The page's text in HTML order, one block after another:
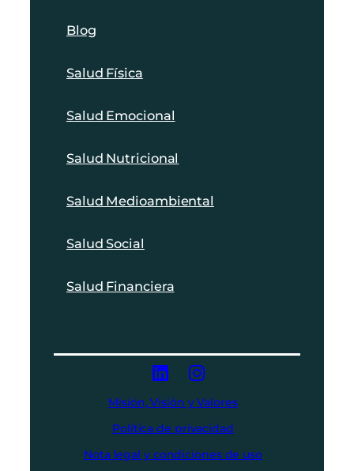
Blog
Salud Física
Salud Emocional
Salud Nutricional
Salud Medioambiental
Salud Social
Salud Financiera
Misión, Visión y Valores
Política de privacidad
Nota legal y condiciones de uso